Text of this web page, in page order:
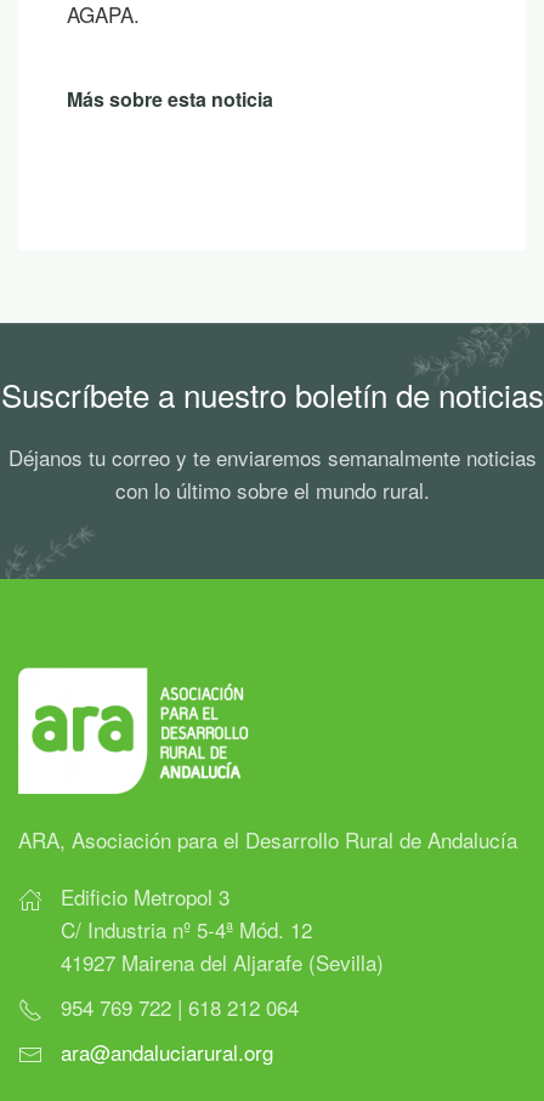
Suscríbete a nuestro boletín de noticias
Déjanos tu correo y te enviaremos semanalmente noticias
con lo último sobre el mundo rural.
ARA, Asociación para el Desarrollo Rural de Andalucía
Edificio Metropol 3
C/ Industria nº 5-4ª Mód. 12
41927 Mairena del Aljarafe (Sevilla)
954 769 722 | 618 212 064
ara@andaluciarural.org